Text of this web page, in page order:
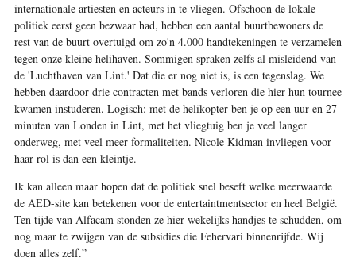
internationale artiesten en acteurs in te vliegen. Ofschoon de lokale
politiek eerst geen bezwaar had, hebben een aantal buurtbewoners de
rest van de buurt overtuigd om zo'n 4.000 handtekeningen te verzamelen
tegen onze kleine helihaven. Sommigen spraken zelfs al misleidend van
de 'Luchthaven van Lint.' Dat die er nog niet is, is een tegenslag. We
hebben daardoor drie contracten met bands verloren die hier hun tournee
kwamen instuderen. Logisch: met de helikopter ben je op een uur en 27
minuten van Londen in Lint, met het vliegtuig ben je veel langer
onderweg, met veel meer formaliteiten. Nicole Kidman invliegen voor
haar rol is dan een kleintje.
Ik kan alleen maar hopen dat de politiek snel beseft welke meerwaarde
de AED-site kan betekenen voor de entertaintmentsector en heel België.
Ten tijde van Alfacam stonden ze hier wekelijks handjes te schudden, om
nog maar te zwijgen van de subsidies die Fehervari binnenrijfde. Wij
doen alles zelf.”